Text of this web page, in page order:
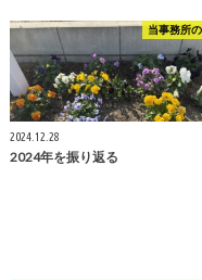
当事務所
2024.12.28
2024年を振り返る